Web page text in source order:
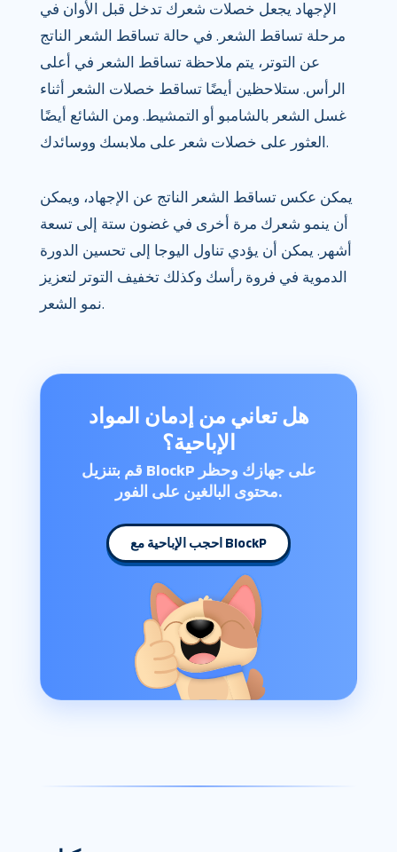
الإجهاد يجعل خصلات شعرك تدخل قبل الأوان في
مرحلة تساقط الشعر. في حالة تساقط الشعر الناتج
عن التوتر، يتم ملاحظة تساقط الشعر في أعلى
الرأس. ستلاحظين أيضًا تساقط خصلات الشعر أثناء
غسل الشعر بالشامبو أو التمشيط. ومن الشائع أيضًا
العثور على خصلات شعر على ملابسك ووسائدك.
يمكن عكس تساقط الشعر الناتج عن الإجهاد، ويمكن
أن ينمو شعرك مرة أخرى في غضون ستة إلى تسعة
أشهر. يمكن أن يؤدي تناول اليوجا إلى تحسين الدورة
الدموية في فروة رأسك وكذلك تخفيف التوتر لتعزيز
نمو الشعر.
هل تعاني من إدمان المواد
الإباحية؟
قم بتنزيل BlockP على جهازك وحظر
محتوى البالغين على الفور.
احجب الإباحية مع BlockP